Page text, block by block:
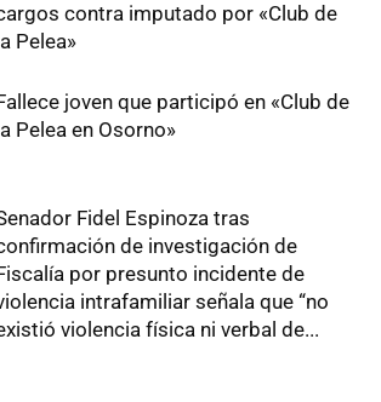
contra imputado por «Club de
la Pelea»
joven que participó en «Club de
la Pelea en Osorno»
Fidel Espinoza tras
de investigación de
por presunto incidente de
intrafamiliar señala que “no
violencia física ni verbal de...